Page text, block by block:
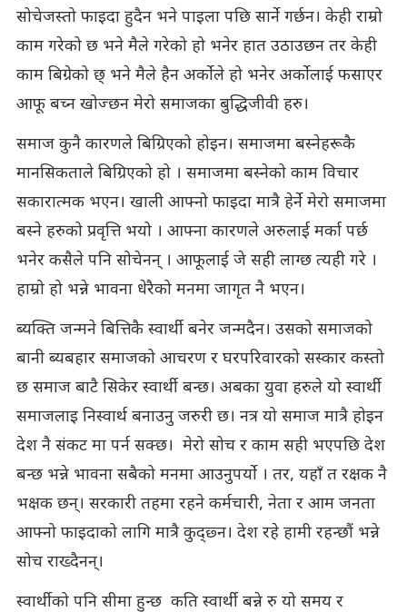
सोचेजस्तो फाइदा हुदैन भने पाइला पछि सार्ने गर्छन। केही राम्रो
काम गरेको छ भने मैले गरेको हो भनेर हात उठाउछन तर केही
काम बिग्रेको छ् भने मैले हैन अर्कोले हो भनेर अर्कोलाई फसाएर
आफू बच्न खोज्छन मेरो समाजका बुद्धिजीवी हरु।
समाज कुनै कारणले बिग्रिएको होइन। समाजमा बस्नेहरूकै
मानसिकताले बिग्रिएको हो । समाजमा बस्नेको काम विचार
सकारात्मक भएन। खाली आफ्नो फाइदा मात्रै हेर्ने मेरो समाजमा
बस्ने हरुको प्रवृत्ति भयो । आफ्ना कारणले अरुलाई मर्का पर्छ
भनेर कसैले पनि सोचेनन् । आफूलाई जे सही लाग्छ त्यही गरे ।
हाम्रो हो भन्ने भावना धेरैको मनमा जागृत नै भएन।
ब्यक्ति जन्मने बित्तिकै स्वार्थी बनेर जन्मदैन। उसको समाजको
बानी ब्यबहार समाजको आचरण र घरपरिवारको सस्कार कस्तो
छ समाज बाटै सिकेर स्वार्थी बन्छ। अबका युवा हरुले यो स्वार्थी
समाजलाइ निस्वार्थ बनाउनु जरुरी छ। नत्र यो समाज मात्रै होइन
देश नै संकट मा पर्न सक्छ। मेरो सोच र काम सही भएपछि देश
बन्छ भन्ने भावना सबैको मनमा आउनुपर्यो । तर, यहाँ त रक्षक नै
भक्षक छन्। सरकारी तहमा रहने कर्मचारी, नेता र आम जनता
आफ्नो फाइदाको लागि मात्रै कुद्छ्न। देश रहे हामी रहन्छौं भन्ने
सोच राख्दैनन्।
स्वार्थीको पनि सीमा हुन्छ कति स्वार्थी बन्ने रु यो समय र